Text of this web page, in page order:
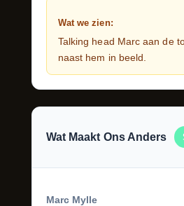
Wat we zien:
Talking head Marc aan de
naast hem in beeld.
Wat Maakt Ons Anders
Marc Mylle